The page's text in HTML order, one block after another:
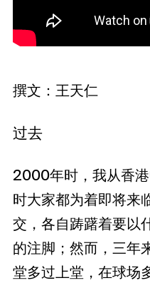
撰文：王天仁
过去
2000年时，我从香
时大家都为着即将来
交，各自踌躇着要以
的注脚；然而，三年
堂多过上堂，在球场